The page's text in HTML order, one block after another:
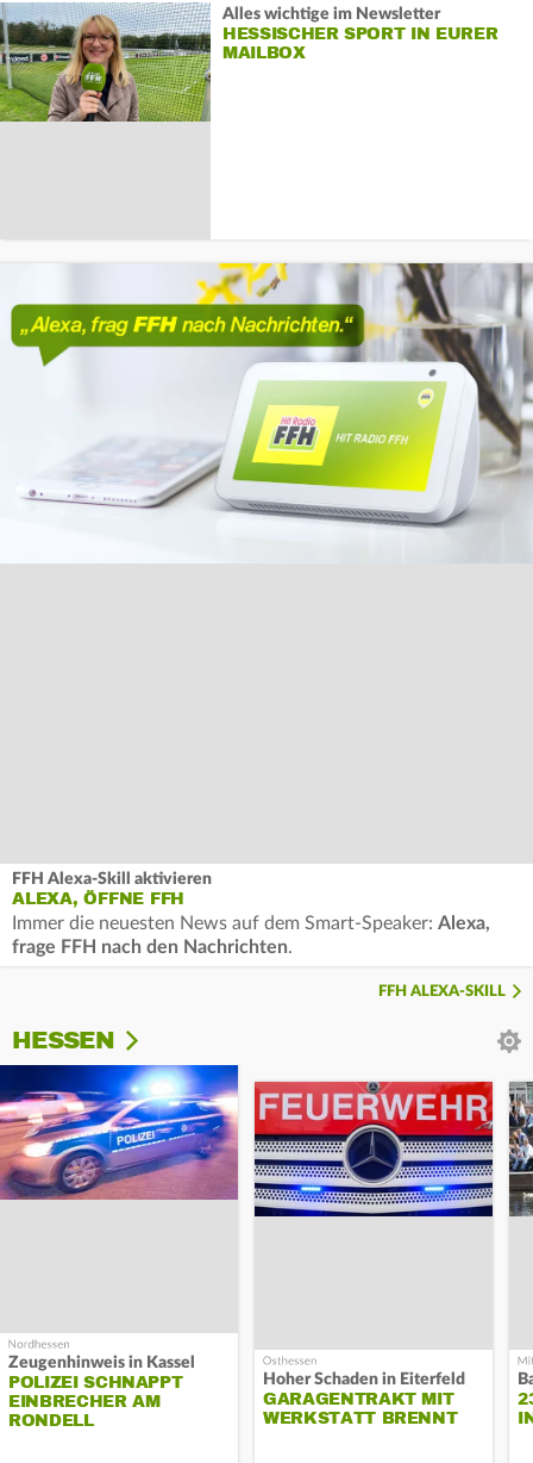
Alles wichtige im Newsletter
HESSISCHER SPORT IN EURER
MAILBOX
FFH Alexa-Skill aktivieren
ALEXA, ÖFFNE FFH
Immer die neuesten News auf dem Smart-Speaker: Alexa,
frage FFH nach den Nachrichten.
FFH ALEXA-SKILL
HESSEN
Zeugenhinweis in Kassel
POLIZEI SCHNAPPT
EINBRECHER AM
RONDELL
Hoher Schaden in Eiterfeld
GARAGENTRAKT MIT
WERKSTATT BRENNT